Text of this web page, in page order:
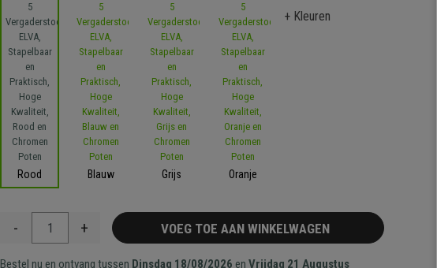
Rood Blauw Grijs Oranje
+ Kleuren
- + VOEG TOE AAN WINKELWAGEN
Bestel nu en ontvang tussen Dinsdag 18/08/2026 enVrijdag 21 Augustus